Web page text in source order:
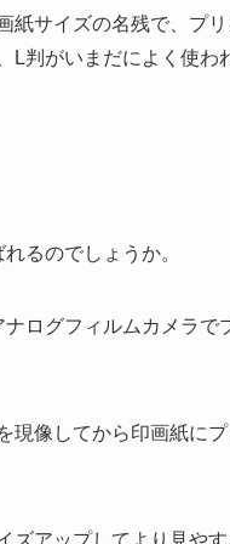
紙サイズの名残で、プ
判がいまだによく使わ
るのでしょうか。
ログフィルムカメラで
像してから印画紙に